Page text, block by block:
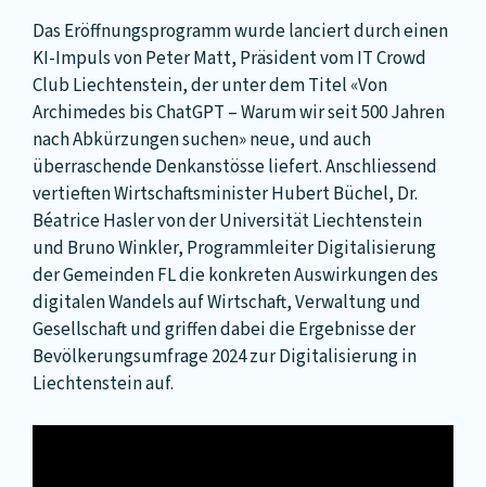
Das Eröffnungsprogramm wurde lanciert durch einen
KI-Impuls von Peter Matt, Präsident vom IT Crowd
Club Liechtenstein, der unter dem Titel «Von
Archimedes bis ChatGPT – Warum wir seit 500 Jahren
nach Abkürzungen suchen» neue, und auch
überraschende Denkanstösse liefert. Anschliessend
vertieften Wirtschaftsminister Hubert Büchel, Dr.
Béatrice Hasler von der Universität Liechtenstein
und Bruno Winkler, Programmleiter Digitalisierung
der Gemeinden FL die konkreten Auswirkungen des
digitalen Wandels auf Wirtschaft, Verwaltung und
Gesellschaft und griffen dabei die Ergebnisse der
Bevölkerungsumfrage 2024 zur Digitalisierung in
Liechtenstein auf.